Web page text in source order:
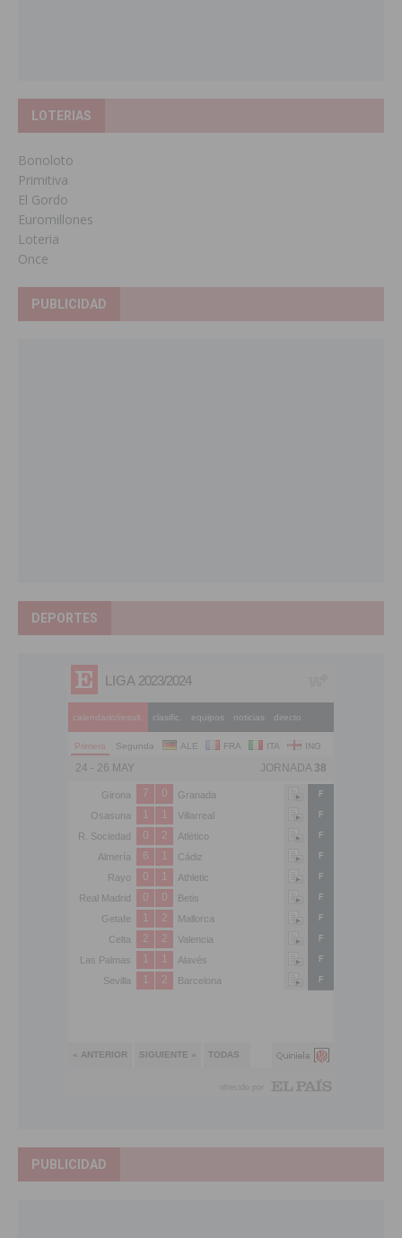
LOTERIAS
Bonoloto
Primitiva
El Gordo
Euromillones
Loteria
Once
PUBLICIDAD
DEPORTES
PUBLICIDAD